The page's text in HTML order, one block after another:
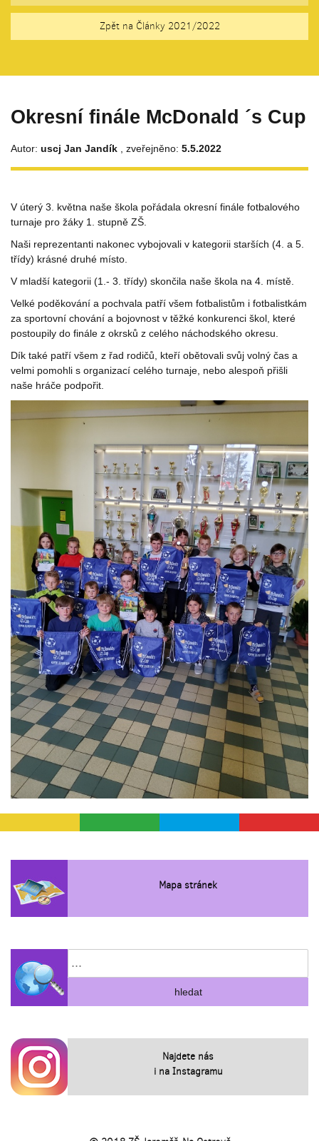
Zpět na Články 2021/2022
Okresní finále McDonald ´s Cup
Autor: uscj Jan Jandík , zveřejněno: 5.5.2022
V úterý 3. května naše škola pořádala okresní finále fotbalového
turnaje pro žáky 1. stupně ZŠ.
Naši reprezentanti nakonec vybojovali v kategorii starších (4. a 5.
třídy) krásné druhé místo.
V mladší kategorii (1.- 3. třídy) skončila naše škola na 4. místě.
Velké poděkování a pochvala patří všem fotbalistům i fotbalistkám
za sportovní chování a bojovnost v těžké konkurenci škol, které
postoupily do finále z okrsků z celého náchodského okresu.
Dík také patří všem z řad rodičů, kteří obětovali svůj volný čas a
velmi pomohli s organizací celého turnaje, nebo alespoň přišli
naše hráče podpořit.
Mapa stránek
Najdete nás
i na Instagramu